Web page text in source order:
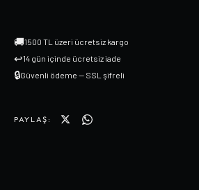
🚚1500 TL üzeri ücretsiz kargo
↩14 gün içinde ücretsiz iade
🔒Güvenli ödeme — SSL şifreli
PAYLAŞ: